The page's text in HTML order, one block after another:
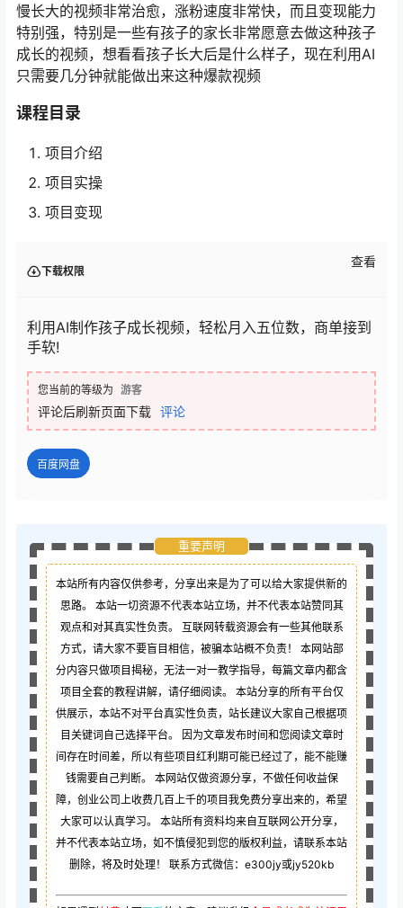
慢长大的视频非常治愈，涨粉速度非常快，而且变现能力
特别强，特别是一些有孩子的家长非常愿意去做这种孩子
成长的视频，想看看孩子长大后是什么样子，现在利用AI
只需要几分钟就能做出来这种爆款视频
课程目录
项目介绍
项目实操
项目变现
下载权限
查看
利用AI制作孩子成长视频，轻松月入五位数，商单接到
手软!
您当前的等级为 游客
评论后刷新页面下载 评论
百度网盘
重要声明
本站所有内容仅供参考，分享出来是为了可以给大家提供新的
思路。 本站一切资源不代表本站立场，并不代表本站赞同其
观点和对其真实性负责。 互联网转载资源会有一些其他联系
方式，请大家不要盲目相信，被骗本站概不负责！ 本网站部
分内容只做项目揭秘，无法一对一教学指导，每篇文章内都含
项目全套的教程讲解，请仔细阅读。 本站分享的所有平台仅
供展示，本站不对平台真实性负责，站长建议大家自己根据项
目关键词自己选择平台。 因为文章发布时间和您阅读文章时
间存在时间差，所以有些项目红利期可能已经过了，能不能赚
钱需要自己判断。 本网站仅做资源分享，不做任何收益保
障，创业公司上收费几百上千的项目我免费分享出来的，希望
大家可以认真学习。 本站所有资料均来自互联网公开分享，
并不代表本站立场，如不慎侵犯到您的版权利益，请联系本站
删除，将及时处理！ 联系方式微信：e300jy或jy520kb